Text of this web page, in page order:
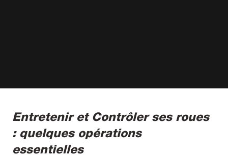
Entretenir et Contrôler ses roues
: quelques opérations
essentielles